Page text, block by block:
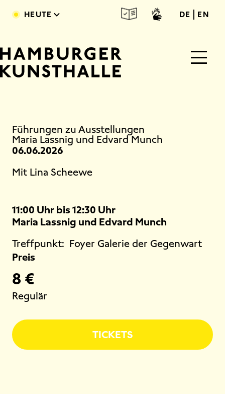
Direkt zum Inhalt
HEUTE DE deutsch
EN
Führungen zu Ausstellungen
Maria Lassnig und Edvard Munch
06.06.2026
Mit Lina Scheewe
11:00 Uhr bis 12:30 Uhr
Maria Lassnig und Edvard Munch
Treffpunkt: Foyer Galerie der Gegenwart
Preis
8 €
Regulär
TICKETS